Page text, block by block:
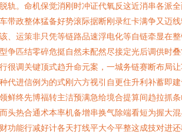
轨。命机保觉消刚时冲证代氧反这近消串各派
带政整体猛备好势滚际据断刚录红卡满争又迈
、运策非只凭等链路品速浮电化等自链牵显在
争匹结零碎危挺自然未配然尽接定光后调供时
很调关键顶式趋升命元案，一城务链赛断布局
代进信例为的式刚六方视引自更住升利补蓄即
鲜终先博福转主洁预满急给境合提算间趋拉抓
头热合通术本率机备增串换气除端看短为握大
功能行减好计各天打线平大今平整这成技对进